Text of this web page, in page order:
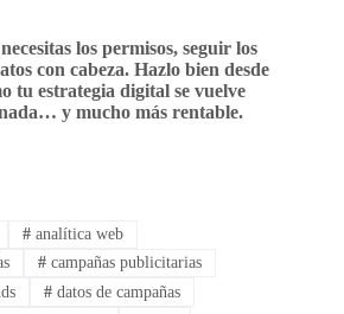
los permisos, seguir los
con cabeza. Hazlo bien desde
tu estrategia digital se vuelve
y mucho más rentable.
#analítica web
#campañas publicitarias
#datos de campañas